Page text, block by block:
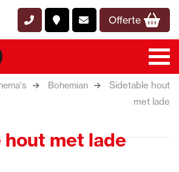
Offerte
Bohemian
Sidetable hout
met lade
met lade